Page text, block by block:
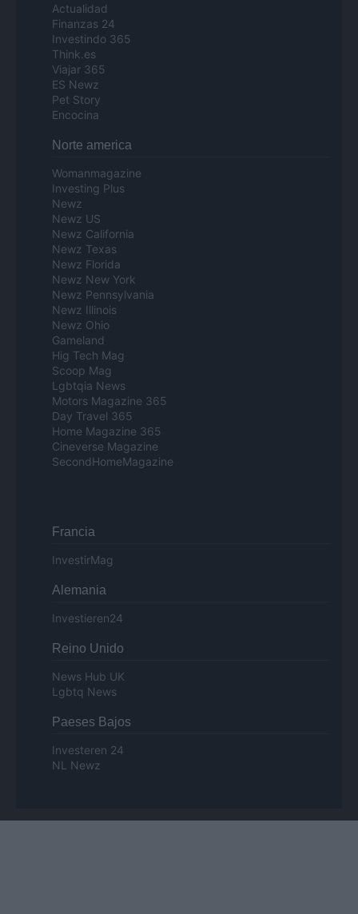
Actualidad
Finanzas 24
Investindo 365
Think.es
Viajar 365
ES Newz
Pet Story
Encocina
Norte america
Womanmagazine
Investing Plus
Newz
Newz US
Newz California
Newz Texas
Newz Florida
Newz New York
Newz Pennsylvania
Newz Illinois
Newz Ohio
Gameland
Hig Tech Mag
Scoop Mag
Lgbtqia News
Motors Magazine 365
Day Travel 365
Home Magazine 365
Cineverse Magazine
SecondHomeMagazine
Francia
InvestirMag
Alemania
Investieren24
Reino Unido
News Hub UK
Lgbtq News
Paeses Bajos
Investeren 24
NL Newz